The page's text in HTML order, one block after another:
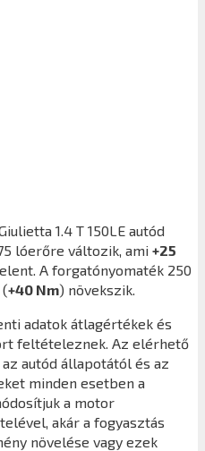
1.4 T 150LE autód
lóerőre változik, ami +25
A forgatónyomaték 250
+40 Nm) növekszik.
adatok átlagértékek és
feltételeznek. Az elérhető
autód állapotától és az
minden esetben a
a motor
akár a fogyasztás
növelése vagy ezek